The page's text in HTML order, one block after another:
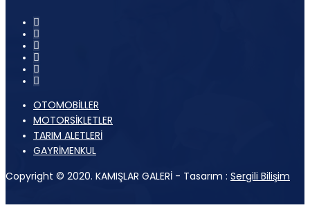
OTOMOBİLLER
MOTORSİKLETLER
TARIM ALETLERİ
GAYRİMENKUL
Copyright © 2020. KAMIŞLAR GALERİ - Tasarım : Sergili Bilişim